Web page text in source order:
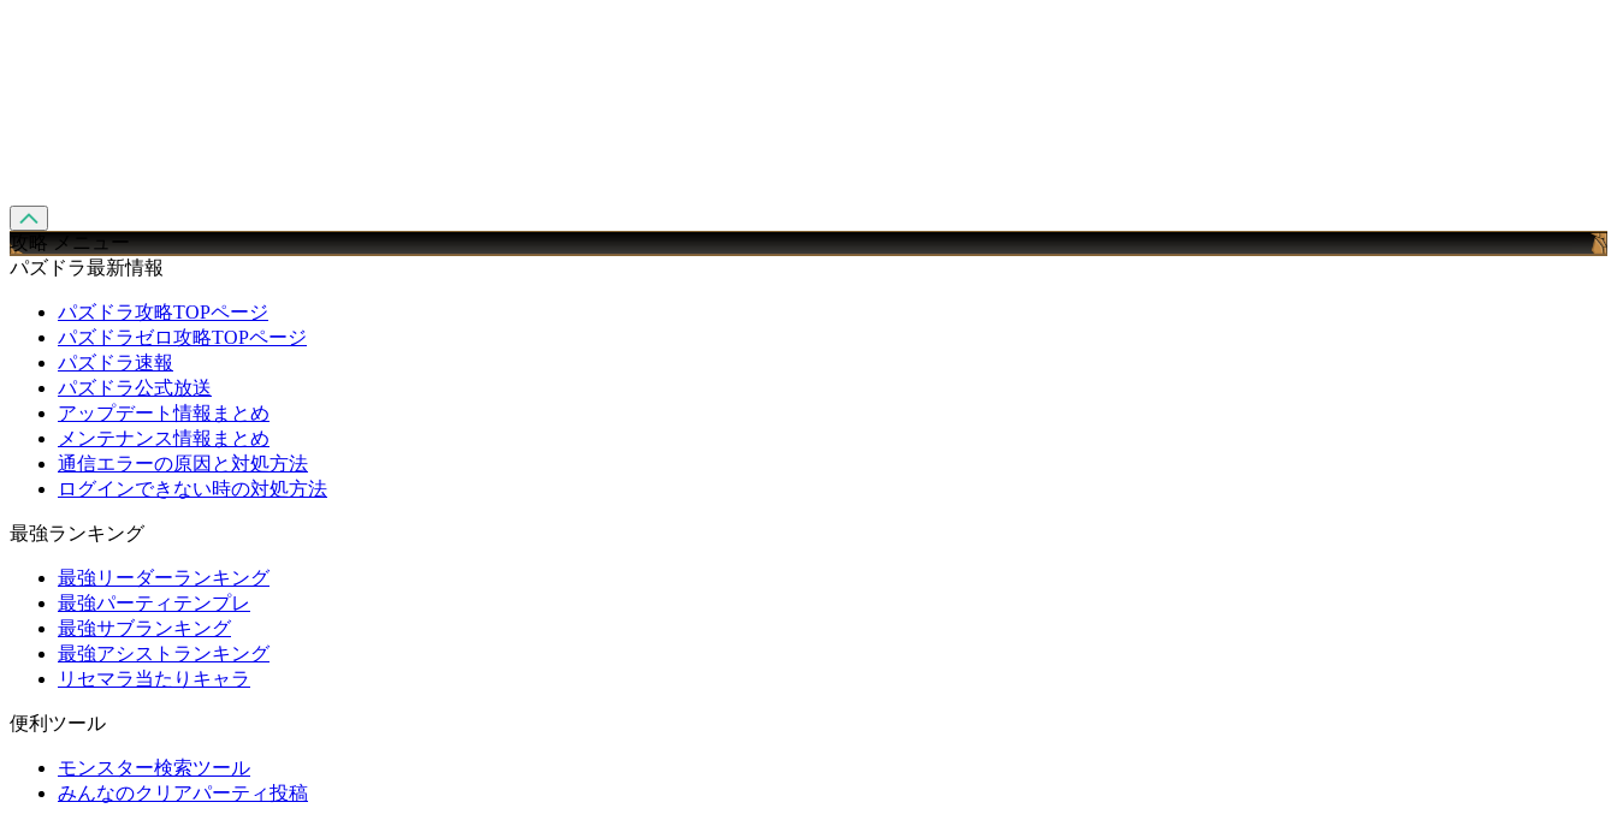
攻略 メニュー
パズドラ最新情報
パズドラ攻略TOPページ
パズドラゼロ攻略TOPページ
パズドラ速報
パズドラ公式放送
アップデート情報まとめ
メンテナンス情報まとめ
通信エラーの原因と対処方法
ログインできない時の対処方法
最強ランキング
最強リーダーランキング
最強パーティテンプレ
最強サブランキング
最強アシストランキング
リセマラ当たりキャラ
便利ツール
モンスター検索ツール
みんなのクリアパーティ投稿